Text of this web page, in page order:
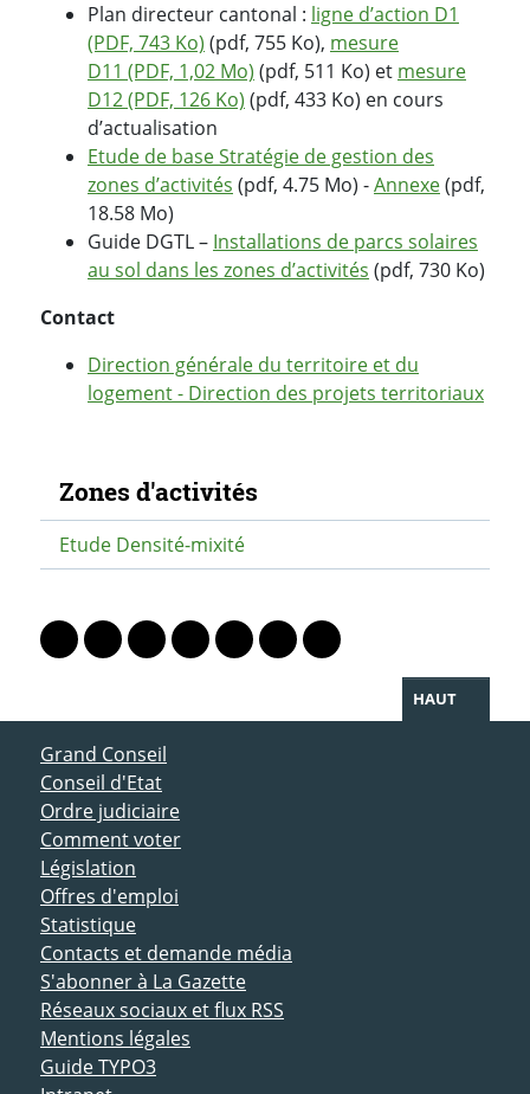
Plan directeur cantonal : ligne d’action D1
(PDF, 743 Ko) (pdf, 755 Ko), mesure
D11 (PDF, 1,02 Mo) (pdf, 511 Ko) et mesure
D12 (PDF, 126 Ko) (pdf, 433 Ko) en cours
d’actualisation
Etude de base Stratégie de gestion des
zones d’activités (pdf, 4.75 Mo) -Annexe(pdf,
18.58 Mo)
Guide DGTL – Installations de parcs solaires
au sol dans les zones d’activités (pdf, 730 Ko)
Contact
Direction générale du territoire et du
logement - Direction des projets territoriaux
Navigation secondaire
Zones d'activités
Etude Densité-mixité
Lien vers le profil Mastodon
Lien vers le profil Bluesky
Lien vers le profil Instagram
Lien vers le profil Linkedin
Lien vers le profil Facebook
Lien vers le profil Twitter
Partager par WhatsApp
HAUT
ACCÈS DIRECT
Grand Conseil
Conseil d'Etat
Ordre judiciaire
Comment voter
Législation
Offres d'emploi
Statistique
Contacts et demande média
S'abonner à La Gazette
Réseaux sociaux et flux RSS
Mentions légales
Guide TYPO3